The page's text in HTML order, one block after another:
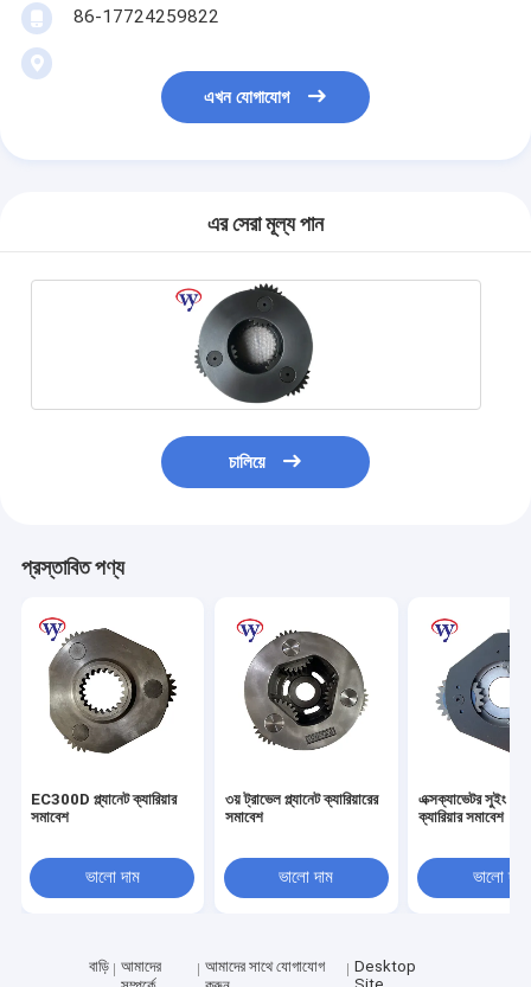
86-17724259822
এখন যোগাযোগ
এর সেরা মূল্য পান
চালিয়ে
প্রস্তাবিত পণ্য
EC300D প্ল্যানেট ক্যারিয়ার
সমাবেশ
ভালো দাম
৩য় ট্রাভেল প্ল্যানেট ক্যারিয়ারের
সমাবেশ
ভালো দাম
এক্সক্যাভেটর সুইং
ক্যারিয়ার সমাবেশ
ভালো দাম
বাড়ি
আমাদের
আমাদের সাথে যোগাযোগ
Desktop